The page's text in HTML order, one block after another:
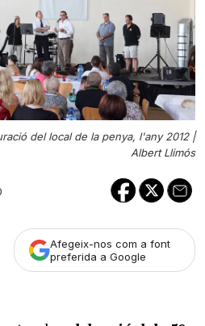
del local de la penya, l'any 2012 |
Albert Llimós
Afegeix-nos com a font
preferida a Google